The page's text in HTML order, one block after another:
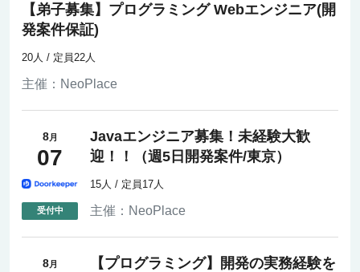
【弟子募集】プログラミング Webエンジニア(開
発案件保証)
主催： NeoPlace
20人 / 定員22人
8月
07
Javaエンジニア募集！未経験大歓
迎！！（週5日開発案件/東京）
主催： NeoPlace
15人 / 定員17人
8月 【プログラミング】開発の実務経験を